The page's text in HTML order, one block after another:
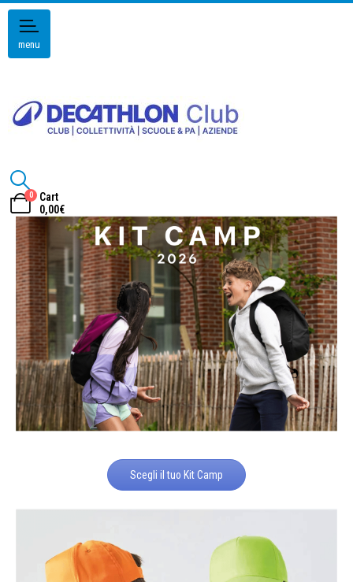
menu
0
Cart
0,00€
Scegli il tuo Kit Camp